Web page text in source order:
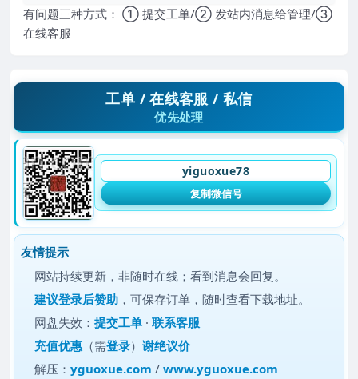
有问题三种方式： ① 提交工单/② 发站内消息给管理/③
在线客服
工单 / 在线客服 / 私信
优先处理
yiguoxue78
复制微信号
友情提示
网站持续更新，非随时在线；看到消息会回复。
建议登录后赞助 ，可保存订单，随时查看下载地址。
网盘失效：提交工单 ·联系客服
充值优惠 （需登录）谢绝议价
解压：yguoxue.com /www.yguoxue.com